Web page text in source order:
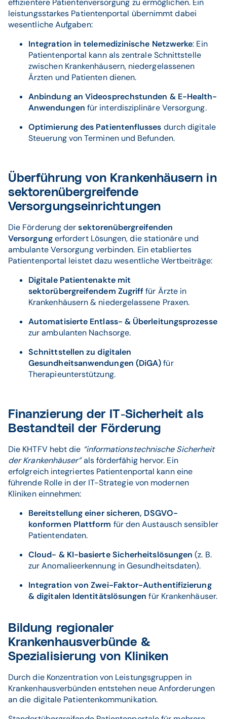
effizientere Patientenversorgung zu ermöglichen. Ein
leistungsstarkes Patientenportal übernimmt dabei
wesentliche Aufgaben:
Integration in telemedizinische Netzwerke: Ein
Patientenportal kann als zentrale Schnittstelle
zwischen Krankenhäusern, niedergelassenen
Ärzten und Patienten dienen.
Anbindung an Videosprechstunden & E-Health-
Anwendungen für interdisziplinäre Versorgung.
Optimierung des Patientenflusses durch digitale
Steuerung von Terminen und Befunden.
Überführung von Krankenhäusern in
sektorenübergreifende
Versorgungseinrichtungen
Die Förderung dersektorenübergreifenden
Versorgungerfordert Lösungen, die stationäre und
ambulante Versorgung verbinden. Ein etabliertes
Patientenportal leistet dazu wesentliche Wertbeiträge:
Digitale Patientenakte mit
sektorübergreifendem Zugrifffür Ärzte in
Krankenhäusern & niedergelassene Praxen.
Automatisierte Entlass- & Überleitungsprozesse
zur ambulanten Nachsorge.
Schnittstellen zu digitalen
Gesundheitsanwendungen (DiGA)für
Therapieunterstützung.
Finanzierung der IT-Sicherheit als
Bestandteil der Förderung
Die KHTFV hebt die “informationstechnische Sicherheit
der Krankenhäuser”als förderfähig hervor. Ein
erfolgreich integriertes Patientenportal kann eine
führende Rolle in der IT-Strategie von modernen
Kliniken einnehmen:
Bereitstellung einer sicheren, DSGVO-
konformen Plattform für den Austausch sensibler
Patientendaten.
Cloud- & KI-basierte Sicherheitslösungen (z. B.
zur Anomalieerkennung in Gesundheitsdaten).
Integration von Zwei-Faktor-Authentifizierung
& digitalen Identitätslösungen für Krankenhäuser.
Bildung regionaler
Krankenhausverbünde &
Spezialisierung von Kliniken
Durch die Konzentration von Leistungsgruppen in
Krankenhausverbünden entstehen neue Anforderungen
an die digitale Patientenkommunikation.